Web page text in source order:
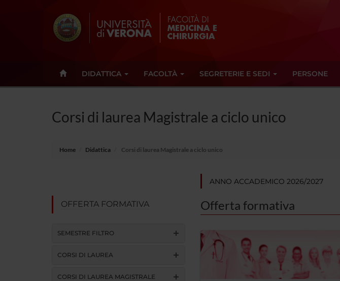
DIDATTICA FACOLTÀ SEGRETERIE E SEDI PERSONE
Corsi di laurea Magistrale a ciclo unico
Home Didattica Corsi di laurea Magistrale a ciclo unico
OFFERTA FORMATIVA
SEMESTRE FILTRO
CORSI DI LAUREA
CORSI DI LAUREA MAGISTRALE
ANNO ACCADEMICO 2026/2027
Offerta formativa